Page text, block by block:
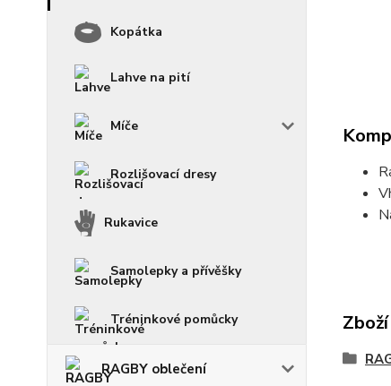
Kopátka
Lahve na pití
Míče
Rozlišovací dresy
Rukavice
Samolepky a přívěšky
Tréninkové pomůcky
RAGBY oblečení